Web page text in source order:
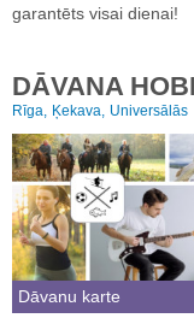
garantēts visai dienai!
DĀVANA
Rīga, Ķekava, Universālās
Dāvanu karte